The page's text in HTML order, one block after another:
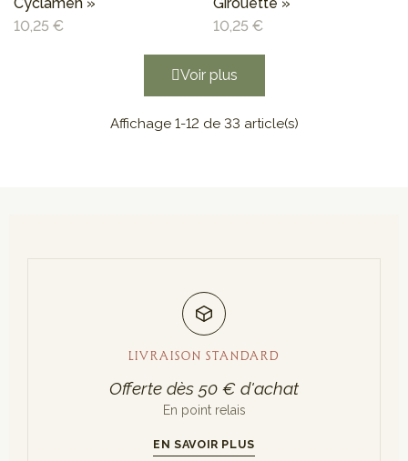
Cyclamen »
10,25 €
Girouette »
10,25 €
Voir plus
Affichage 1-12 de 33 article(s)
LIVRAISON STANDARD
Offerte dès 50 € d'achat
En point relais
EN SAVOIR PLUS